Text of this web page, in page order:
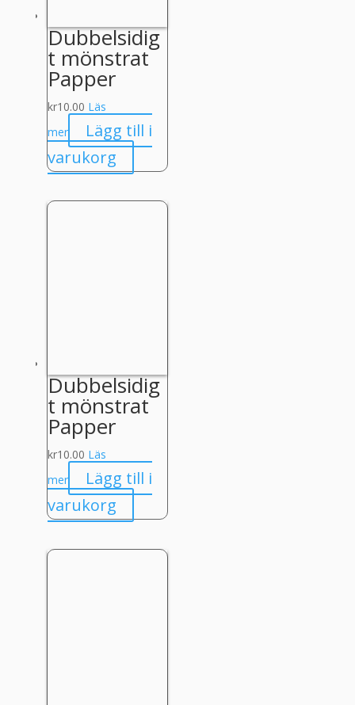
Dubbelsidig
t mönstrat
Papper
kr10.00 Läs
mer
Lägg till i
varukorg
Dubbelsidig
t mönstrat
Papper
kr10.00 Läs
mer
Lägg till i
varukorg